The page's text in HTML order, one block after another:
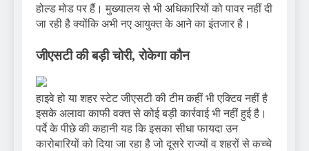
होल्ड मोड पर हैं। मुख्यालय से भी अधिकारियों को पावर नहीं दी
जा रही है क्योंकि अभी नए आयुक्त के आने का इंतजार है।
जीएसटी की बड़ी चोरी, रोकेगा कौन
हाइवे हो या शहर स्टेट जीएसटी की टीम कहीं भी एक्टिव नहीं है
इसके अलावा काफी वक्त से कोई बड़ी कार्रवाई भी नहीं हुई है।
पर्दे के पीछे की कहानी यह कि इसका सीधा फायदा उन
कारोबारियों को दिया जा रहा है जो दूसरे राज्यों व शहरों से कच्चे